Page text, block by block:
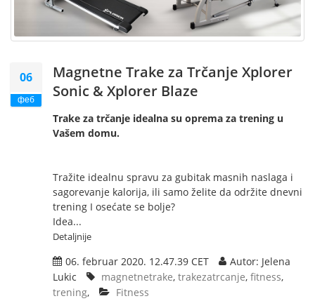
06
феб
Magnetne Trake za Trčanje Xplorer
Sonic & Xplorer Blaze
Trake za trčanje idealna su oprema za trening u
Vašem domu.
Tražite idealnu spravu za gubitak masnih naslaga i
sagorevanje kalorija, ili samo želite da održite dnevni
trening I osećate se bolje?
Idea...
Detaljnije
06. februar 2020. 12.47.39 CET
Autor: Jelena
Lukic
magnetnetrake, trakezatrcanje, fitness,
trening, Fitness